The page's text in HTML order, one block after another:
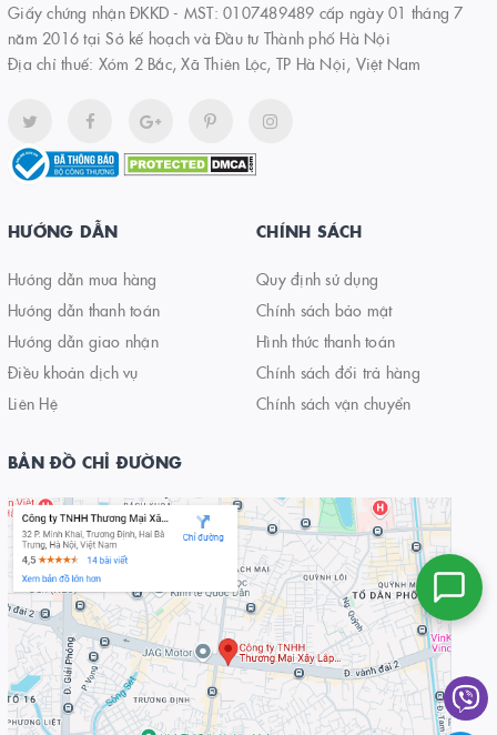
Giấy chứng nhận ĐKKD - MST: 0107489489 cấp ngày 01 tháng 7
năm 2016 tại Sở kế hoạch và Đầu tư Thành phố Hà Nội
Địa chỉ thuế: Xóm 2 Bắc, Xã Thiên Lộc, TP Hà Nội, Việt Nam
HƯỚNG DẪN
Hướng dẫn mua hàng
Hướng dẫn thanh toán
Hướng dẫn giao nhận
Điều khoản dịch vụ
Liên Hệ
CHÍNH SÁCH
Quy định sử dụng
Chính sách bảo mật
Hình thức thanh toán
Chính sách đổi trả hàng
Chính sách vận chuyển
BẢN ĐỒ CHỈ ĐƯỜNG